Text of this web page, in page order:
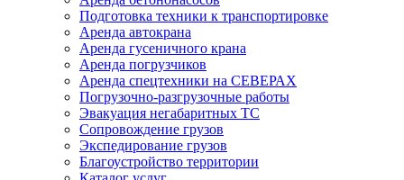
Подготовка техники к транспортировке
Аренда автокрана
Аренда гусеничного крана
Аренда погрузчиков
Аренда спецтехники на СЕВЕРАХ
Погрузочно-разгрузочные работы
Эвакуация негабаритных ТС
Сопровождение грузов
Экспедирование грузов
Благоустройство территории